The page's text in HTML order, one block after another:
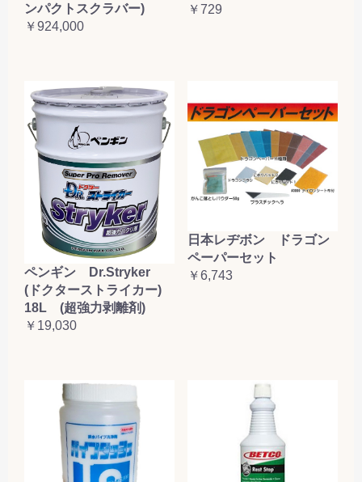
ンパクトスクラバー)
￥924,000
￥729
ペンギン Dr.Stryker
(ドクターストライカー)
18L (超強力剥離剤)
￥19,030
日本レヂボン ドラゴン
ペーパーセット
￥6,743